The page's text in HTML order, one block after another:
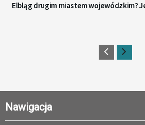
Elbląg drugim miastem wojewódzkim?
Nawigacja